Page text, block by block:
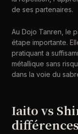
de ses partenaires.
Au Dojo Tanren, le
étape importante.
pratiquant a
métallique sans
dans la voie du
Iaito vs
différences